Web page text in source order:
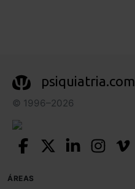
psiquiatria.com
© 1996–2026
ÁREAS